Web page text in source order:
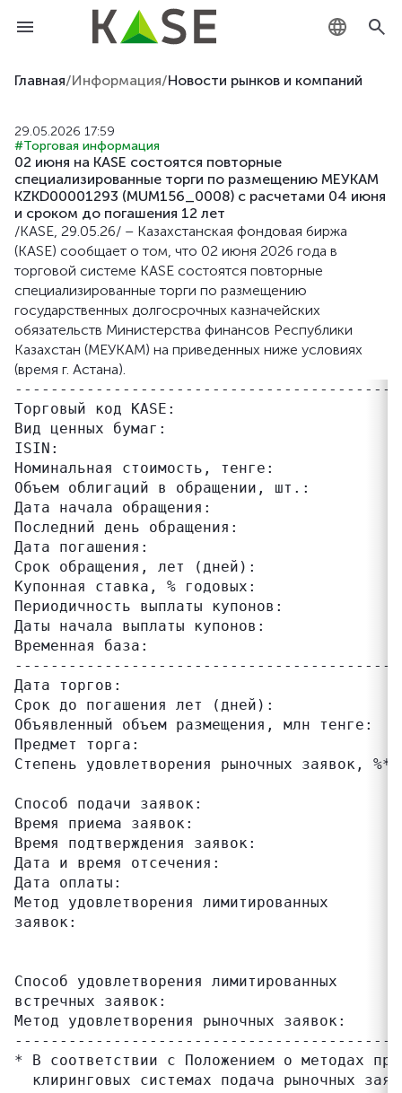
KZ
Главная/Информация/Новости рынков и компаний
29.05.2026 17:59
#Торговая информация
02 июня на KASE состоятся повторные
специализированные торги по размещению МЕУКАМ
KZKD00001293 (MUM156_0008) с расчетами 04 июня
и сроком до погашения 12 лет
/KASE, 29.05.26/ – Казахстанская фондовая биржа
(KASE) сообщает о том, что 02 июня 2026 года в
торговой системе KASE состоятся повторные
специализированные торги по размещению
государственных долгосрочных казначейских
обязательств Министерства финансов Республики
Казахстан (МЕУКАМ) на приведенных ниже условиях
(время г. Астана).
Торговый код KASE:
Вид ценных бумаг:
ISIN:
Номинальная стоимость, тенге:
Объем облигаций в обращении, шт.:
Дата начала обращения:
Последний день обращения:
Дата погашения:
Срок обращения, лет (дней):
Купонная ставка, % годовых:
Периодичность выплаты купонов:
Даты начала выплаты купонов:
Временная база:
Дата торгов:
Срок до погашения лет (дней):
Объявленный объем размещения, млн
Предмет торга:
Степень удовлетворения рыночных
Способ подачи заявок:
Время приема заявок:
Время подтверждения заявок:
Дата и время отсечения:
Дата оплаты:
Метод удовлетворения лимитированных
заявок:
Способ удовлетворения лимитированных
встречных заявок:
Метод удовлетворения рыночных заявок:
* В соответствии с Положением о методах
клиринговых системах подача рыночных